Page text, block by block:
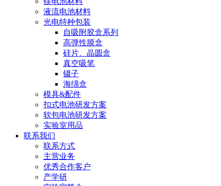
液流电池材料
光电特种包装
自吸附胶盒系列
高弹性膜盒
硅片、晶圆盒
真空吸笔
镊子
海绵盒
模具&配件
扣式电池研发方案
软包电池研发方案
实验室用品
联系我们
联系方式
主营业务
优秀合作客户
产学研